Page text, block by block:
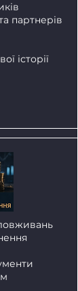
партнерів
історії